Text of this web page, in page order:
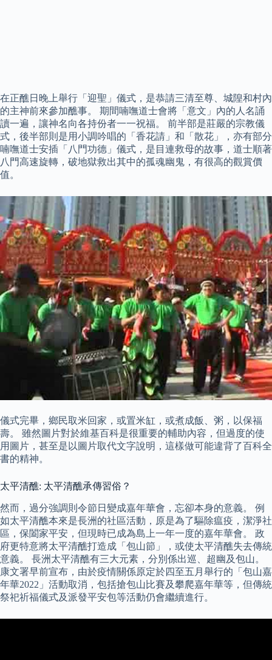
在正醮日晚上舉行「迎聖」儀式，是恭請三清至尊、城隍和村內
的主神前來參加醮事。 期間喃嘸道士會將「意文」內的人名誦
讀一遍，讓神名向各持份者一一祝福。 前半部是莊嚴的宗教儀
式，後半部則是用小調吟唱的「香花請」和「散花」，亦有部分
喃嘸道士安插「八門功德」儀式，是目連救母的故事，道士順著
八門高速旋轉，破地獄救出其中的孤魂幽鬼，有很高的觀賞價
值。
儀式完畢，鄉民取米回家，或置米缸，或煮成飯、粥，以保福
壽。 雖然圖片對於維基百科是很重要的輔助內容，但過度的使
用圖片，甚至是以圖片取代文字說明，這樣做可能違背了百科全
書的精神。
太平清醮: 太平清醮承傳習俗？
然而，過分強調則令節日變成嘉年華會，忘卻本身的意義。 例
如太平清醮本來是長洲的社區活動，原是為了驅除瘟疫，潔淨社
區，保闔家平安，但現時已成為島上一年一度的嘉年華會。 政
府更特意將太平清醮打造成「包山節」，或使太平清醮失去傳統
意義。 長洲太平清醮有三大元素，分別係出巡、超幽及包山。
康文署早前宣布，由於疫情關係原定於四至五月舉行的「包山嘉
年華2022」活動取消，包括搶包山比賽及攀爬嘉年華等，但傳統
祭祀祈福儀式及派發平安包等活動仍會繼續進行。